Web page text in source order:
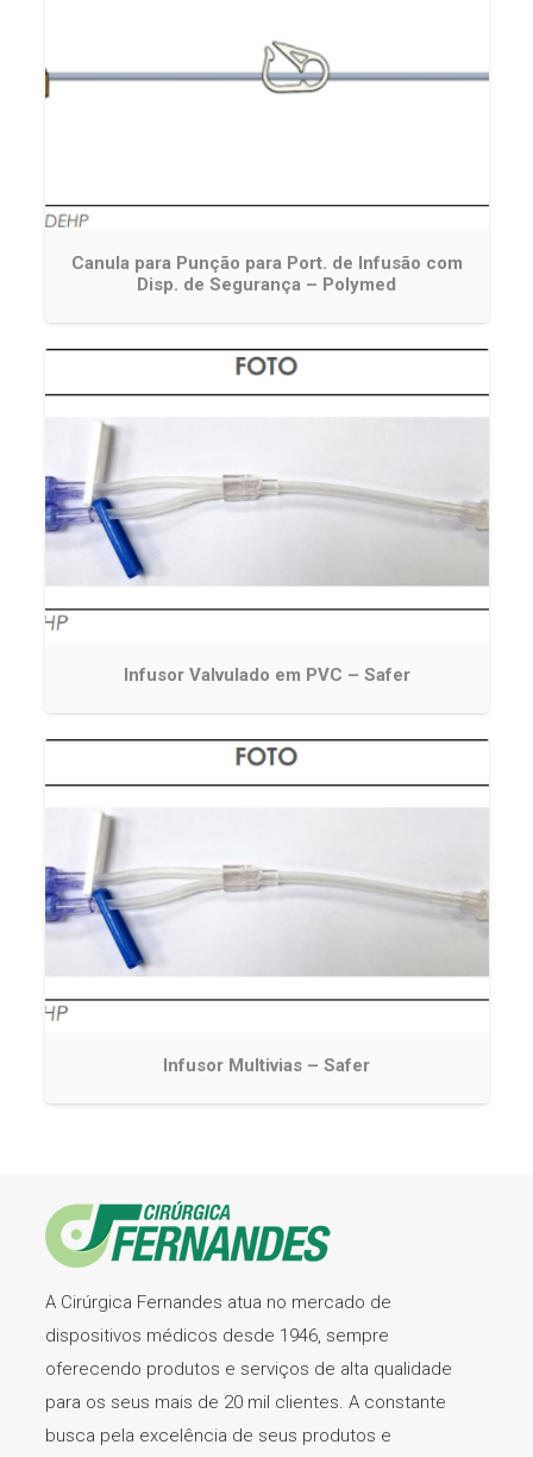
Canula para Punção para Port. de Infusão com
Disp. de Segurança – Polymed
Infusor Valvulado em PVC – Safer
Infusor Multivias – Safer
A Cirúrgica Fernandes atua no mercado de
dispositivos médicos desde 1946, sempre
oferecendo produtos e serviços de alta qualidade
para os seus mais de 20 mil clientes. A constante
busca pela excelência de seus produtos e